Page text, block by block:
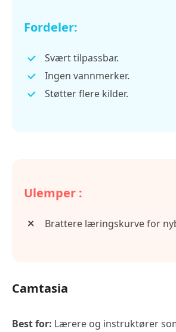
Fordeler:
Svært tilpassbar.
Ingen vannmerker.
Støtter flere kilder.
Ulemper :
Brattere læringskurve for
Camtasia
Best for: Lærere og instruktører